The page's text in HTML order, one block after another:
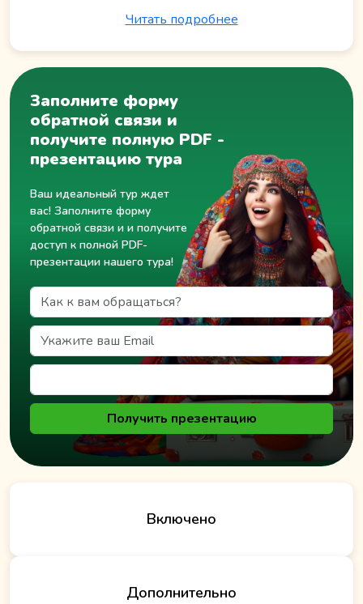
Читать подробнее
Заполните форму
обратной связи и
получите полную PDF -
презентацию тура
Ваш идеальный тур ждет
вас! Заполните форму
обратной связи и и получите
доступ к полной PDF-
презентации нашего тура!
Получить презентацию
Включено
Дополнительно